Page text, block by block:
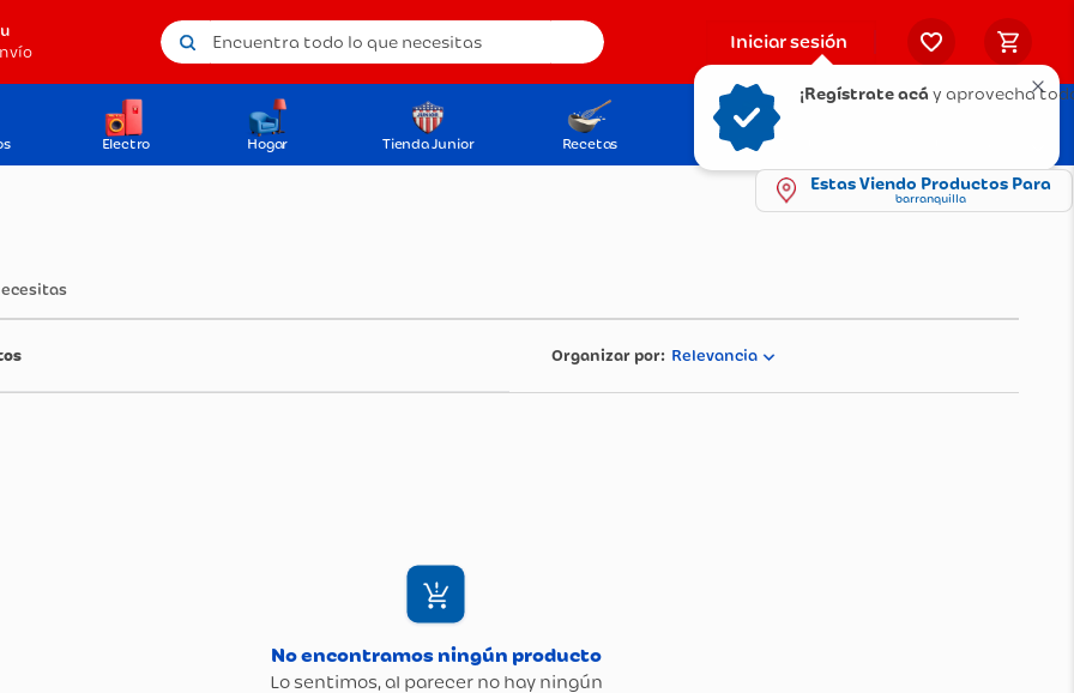
Encuentra todo lo que necesitas
Iniciar sesión
Electro Hogar Tienda Junior Recetas Solicita tu Tarjeta
¡Regístrate acá y aprovecha
Estas Viendo Productos Para
barranquilla
Relevancia